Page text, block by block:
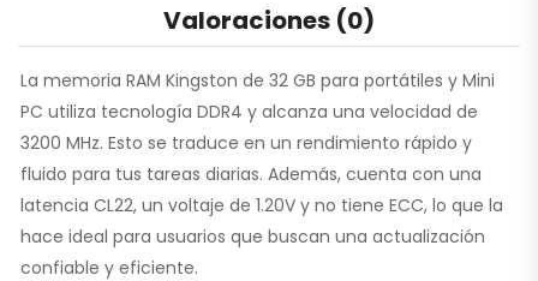
Valoraciones (0)
La memoria RAM Kingston de 32 GB para portátiles y Mini
PC utiliza tecnología DDR4 y alcanza una velocidad de
3200 MHz. Esto se traduce en un rendimiento rápido y
fluido para tus tareas diarias. Además, cuenta con una
latencia CL22, un voltaje de 1.20V y no tiene ECC, lo que la
hace ideal para usuarios que buscan una actualización
confiable y eficiente.